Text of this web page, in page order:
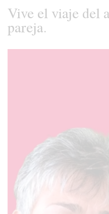
Vive el viaje del
pareja.